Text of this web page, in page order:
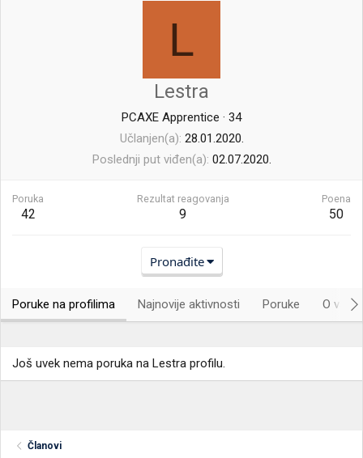
L
Lestra
PCAXE Apprentice · 34
Učlanjen(a) 28.01.2020.
Poslednji put viđen(a) 02.07.2020.
Poruka
42
Rezultat reagovanja
9
Poena
50
Pronađite
Poruke na profilima Najnovije aktivnosti Poruke O
Još uvek nema poruka na Lestra profilu.
Članovi